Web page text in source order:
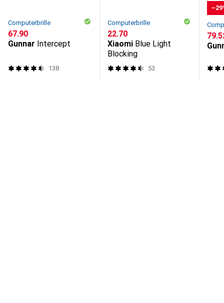
Computerbrille
CHF
67.90
Gunnar Intercept
138
Computerbrille
CHF
22.70
Xiaomi Blue Light
Blocking
53
CHF